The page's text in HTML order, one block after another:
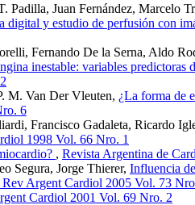
Juan Fernández, Marcelo
y estudio de perfusión con
Fernando De la Serna, Aldo
inestable: variables predictoras
M. Van Der Vleuten, ¿La forma de
6
Francisco Gadaleta, Ricardo
1998 Vol. 66 Nro. 1
, Revista Argentina de
Segura, Jorge Thierer, Influencia
Argent Cardiol 2005 Vol. 73
Cardiol 2001 Vol. 69 Nro. 2